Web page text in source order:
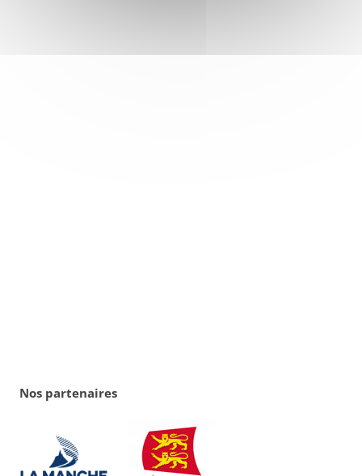
Nos partenaires